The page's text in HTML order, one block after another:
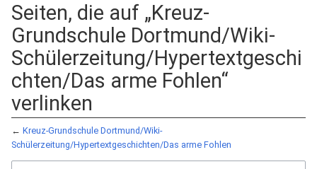
Seiten, die auf „Kreuz-
Grundschule Dortmund/Wiki-
Schülerzeitung/Hypertextgeschi
chten/Das arme Fohlen“
verlinken
← Kreuz-Grundschule Dortmund/Wiki-
Schülerzeitung/Hypertextgeschichten/Das arme Fohlen